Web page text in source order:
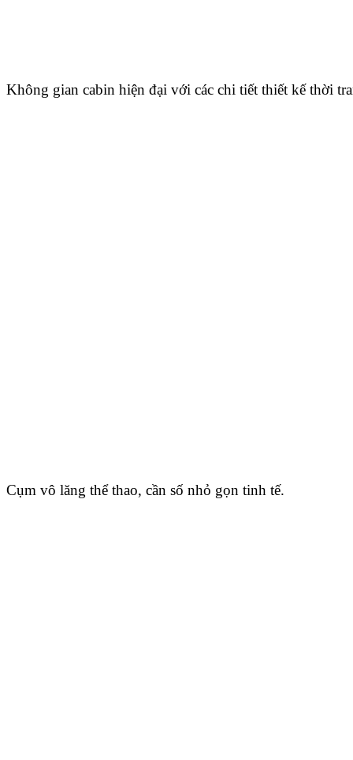
Không gian cabin hiện đại với các chi tiết thiết kế thời
Cụm vô lăng thể thao, cần số nhỏ gọn tinh tế.